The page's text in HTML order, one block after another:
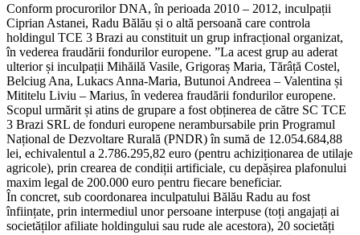
Conform procurorilor DNA, în perioada 2010 – 2012, inculpații
Ciprian Astanei, Radu Bălău și o altă persoană care controla
holdingul TCE 3 Brazi au constituit un grup infracțional organizat,
în vederea fraudării fondurilor europene. ”La acest grup au aderat
ulterior și inculpații Mihăilă Vasile, Grigoraș Maria, Tărâță Costel,
Belciug Ana, Lukacs Anna-Maria, Butunoi Andreea – Valentina și
Mititelu Liviu – Marius, în vederea fraudării fondurilor europene.
Scopul urmărit și atins de grupare a fost obținerea de către SC TCE
3 Brazi SRL de fonduri europene nerambursabile prin Programul
Național de Dezvoltare Rurală (PNDR) în sumă de 12.054.684,88
lei, echivalentul a 2.786.295,82 euro (pentru achiziționarea de utilaje
agricole), prin crearea de condiții artificiale, cu depășirea plafonului
maxim legal de 200.000 euro pentru fiecare beneficiar.
În concret, sub coordonarea inculpatului Bălău Radu au fost
înființate, prin intermediul unor persoane interpuse (toți angajați ai
societăților afiliate holdingului sau rude ale acestora), 20 societăți